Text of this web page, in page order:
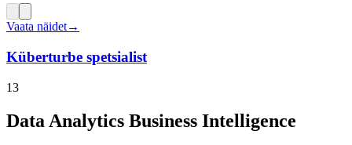
Vaata näidet→
Küberturbe spetsialist
13
Data Analytics Business Intelligence